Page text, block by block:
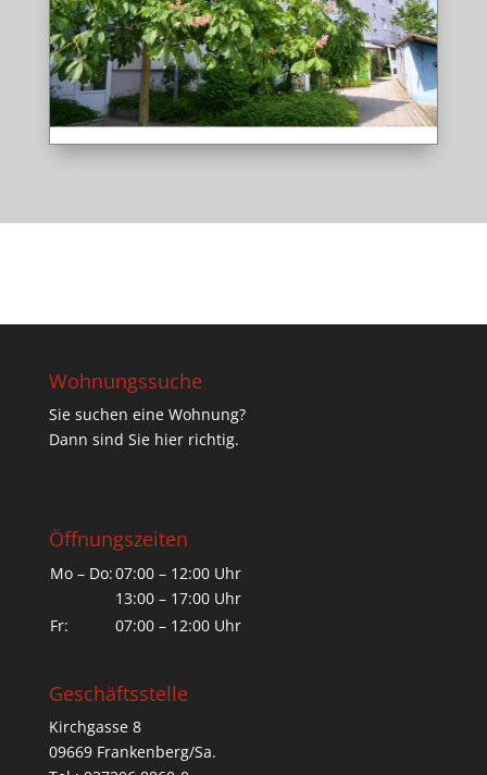
Wohnungssuche
Sie suchen eine Wohnung?
Dann sind Sie hier richtig.
Öffnungszeiten
Mo – Do:07:00 – 12:00 Uhr
13:00 – 17:00 Uhr
Fr:
07:00 – 12:00 Uhr
Geschäftsstelle
Kirchgasse 8
09669 Frankenberg/Sa.